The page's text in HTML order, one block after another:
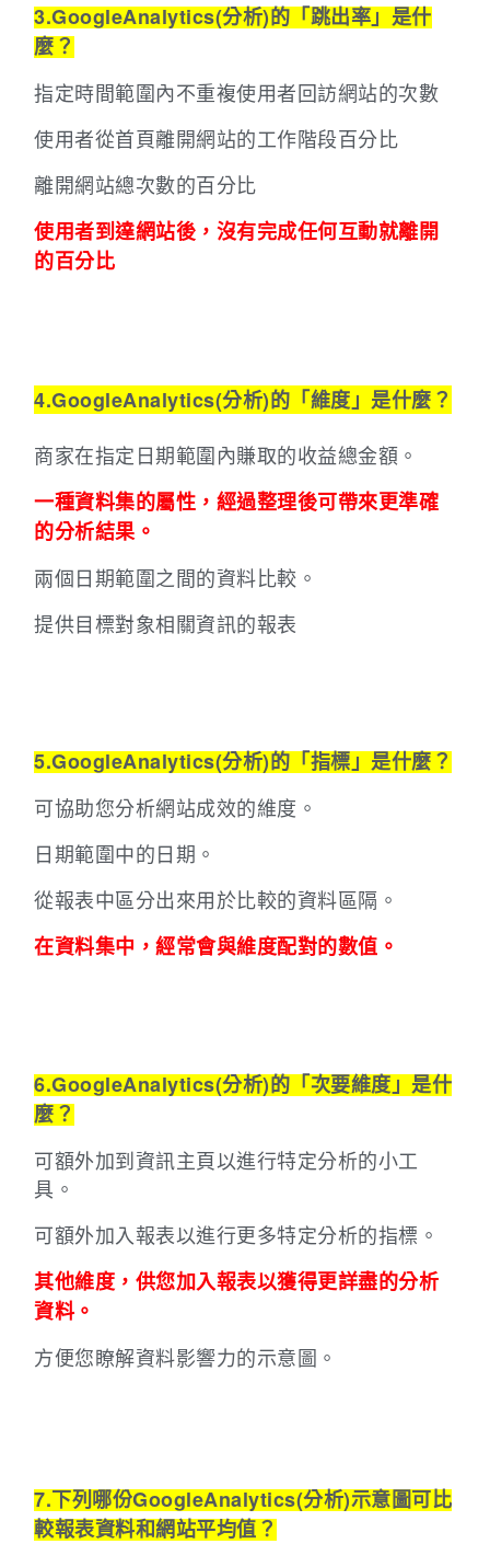
3.GoogleAnalytics(分析)的「跳出率」是什
麼？
指定時間範圍內不重複使用者回訪網站的次數
使用者從首頁離開網站的工作階段百分比
離開網站總次數的百分比
使用者到達網站後，沒有完成任何互動就離開
的百分比
4.GoogleAnalytics(分析)的「維度」是什麼？
商家在指定日期範圍內賺取的收益總金額。
一種資料集的屬性，經過整理後可帶來更準確
的分析結果。
兩個日期範圍之間的資料比較。
提供目標對象相關資訊的報表
5.GoogleAnalytics(分析)的「指標」是什麼？
可協助您分析網站成效的維度。
日期範圍中的日期。
從報表中區分出來用於比較的資料區隔。
在資料集中，經常會與維度配對的數值。
6.GoogleAnalytics(分析)的「次要維度」是什
麼？
可額外加到資訊主頁以進行特定分析的小工
具。
可額外加入報表以進行更多特定分析的指標。
其他維度，供您加入報表以獲得更詳盡的分析
資料。
方便您瞭解資料影響力的示意圖。
7.下列哪份GoogleAnalytics(分析)示意圖可比
較報表資料和網站平均值？